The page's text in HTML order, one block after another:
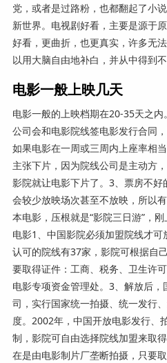
党，或者是过路粉，也都翻起了小
新世界。电视剧好看，主要是源于
好看，更曲折，也更真实，许多无
以用大脑自由地补白，并从中得到不
电影一般上映几天
电影一般的上映档期在20-35天之
公司会和电影院线签电影发行合同
如果电影在一周或三周内上座率相
主张下片，因为院线公司是主动方
影院就让电影下片了。3、票房不
会较少放映场次甚至不放映，所以
本电影，压根就是“影院三日游”，
电影1、中国影院必须加盟院线才
认可的院线有37家，影院可根据自
要取得证件：工商、税务、卫生许
电影专项资金管理处。3、解放后
司，实行国家统一拍摄、统一发行
度。2002年，中国开放电影发行、
制，影院可自由选择院线加盟来取
在是由电影制片厂垄断拍摄，只要